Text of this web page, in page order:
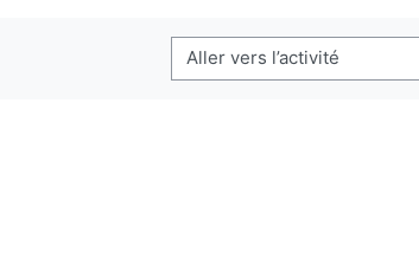
Aller vers l’activité